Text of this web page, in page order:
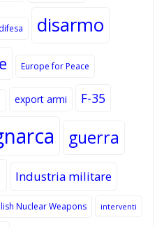
difesa disarmo
Europe for Peace
export armi F-35
guerra
Industria militare
Nuclear Weapons interventi